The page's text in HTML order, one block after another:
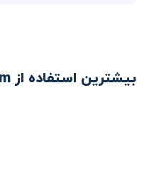
بیشترین استفاده از TheBookSum